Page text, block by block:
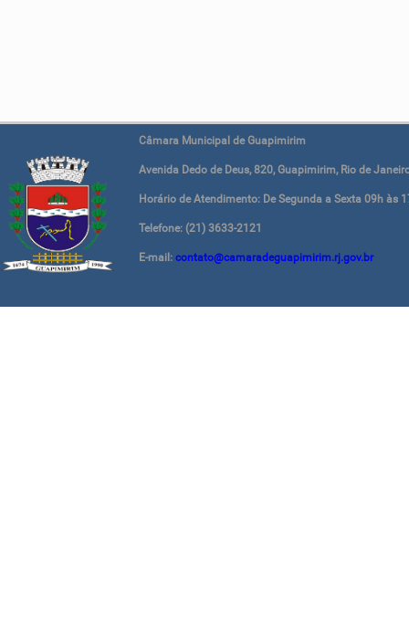
Câmara Municipal de Guapimirim
Avenida Dedo de Deus, 820, Guapimirim, Rio de
Horário de Atendimento: De Segunda a Sexta 09h às
Telefone: (21) 3633-2121
E-mail: contato@camaradeguapimirim.rj.gov.br